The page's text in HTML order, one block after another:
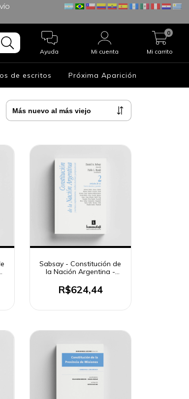
Ayuda Mi cuenta Mi carrito
0
de escritos Próxima Aparición
Sabsay - Constitución de
la Nación Argentina -
R$624,44